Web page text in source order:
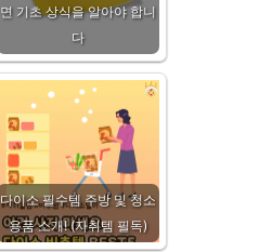
면 기초 상식을 알아야 합니
다
다이소 필수템 주방 및 청소
용품 소개! (자취템 필독)